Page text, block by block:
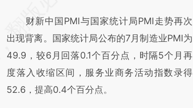
财新中国PMI与国家统计局PMI走势再次
出现背离。国家统计局公布的7月制造业PMI为
49.9，较6月回落0.1个百分点，时隔5个月再
度落入收缩区间，服务业商务活动指数录得
52.6，提高0.4个百分点。